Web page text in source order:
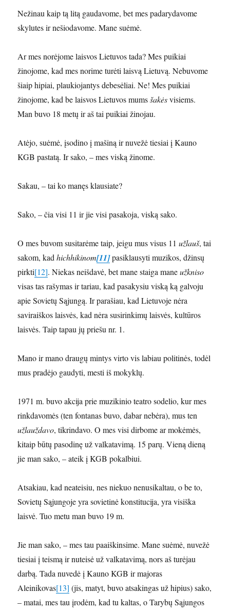
Nežinau kaip tą litą gaudavome, bet mes padarydavome
skylutes ir nešiodavome. Mane suėmė.
Ar mes norėjome laisvos Lietuvos tada? Mes puikiai
žinojome, kad mes norime turėti laisvą Lietuvą. Nebuvome
šiaip hipiai, plaukiojantys debesėliai. Ne! Mes puikiai
žinojome, kad be laisvos Lietuvos mumsšakėsvisiems.
Man buvo 18 metų ir aš tai puikiai žinojau.
Atėjo, suėmė, įsodino į mašiną ir nuvežė tiesiai į Kauno
KGB pastatą. Ir sako, – mes viską žinome.
Sakau, – tai ko manęs klausiate?
Sako, – čia visi 11 ir jie visi pasakoja, viską sako.
O mes buvom susitarėme taip, jeigu mus visus 11užlauš, tai
sakom, kadhichhikinom[11]pasiklausyti muzikos, džinsų
pirkti[12]. Niekas neišdavė, bet mane staiga maneužkniso
visas tas rašymas ir tariau, kad pasakysiu viską ką galvoju
apie Sovietų Sąjungą. Ir parašiau, kad Lietuvoje nėra
saviraiškos laisvės, kad nėra susirinkimų laisvės, kultūros
laisvės. Taip tapau jų priešu nr. 1.
Mano ir mano draugų mintys virto vis labiau politinės, todėl
mus pradėjo gaudyti, mesti iš mokyklų.
1971 m. buvo akcija prie muzikinio teatro sodelio, kur mes
rinkdavomės (ten fontanas buvo, dabar nebėra), mus ten
užlauždavo, tikrindavo. O mes visi dirbome ar mokėmės,
kitaip būtų pasodinę už valkatavimą. 15 parų. Vieną dieną
jie man sako, – ateik į KGB pokalbiui.
Atsakiau, kad neateisiu, nes niekuo nenusikaltau, o be to,
Sovietų Sąjungoje yra sovietinė konstitucija, yra visiška
laisvė. Tuo metu man buvo 19 m.
Jie man sako, – mes tau paaiškinsime. Mane suėmė, nuvežė
tiesiai į teismą ir nuteisė už valkatavimą, nors aš turėjau
darbą. Tada nuvedė į Kauno KGB ir majoras
Aleinikovas[13] (jis, matyt, buvo atsakingas už hipius) sako,
– matai, mes tau įrodėm, kad tu kaltas, o Tarybų Sąjungos